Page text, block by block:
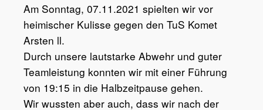
Am Sonntag, 07.11.2021 spielten wir vor
heimischer Kulisse gegen den TuS Komet
Arsten ll.
Durch unsere lautstarke Abwehr und guter
Teamleistung konnten wir mit einer Führung
von 19:15 in die Halbzeitpause gehen.
Wir wussten aber auch, dass wir nach der